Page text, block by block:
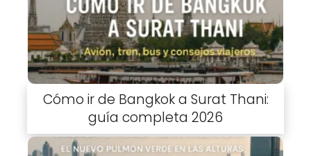
Cómo ir de Bangkok a Surat Thani:
guía completa 2026